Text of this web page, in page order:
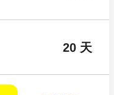
20 天